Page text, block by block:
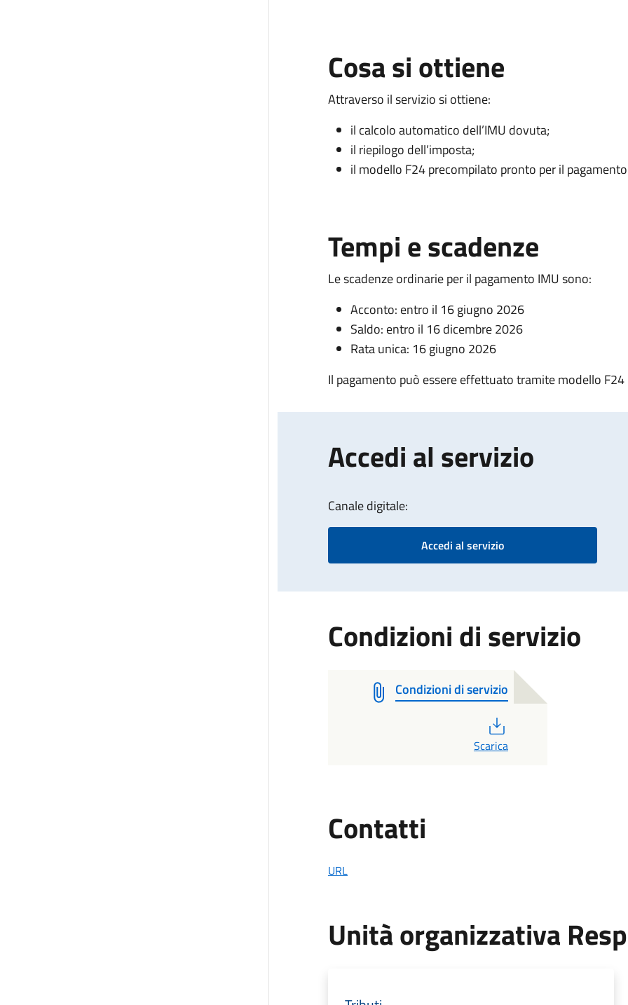
Cosa si ottiene
Attraverso il servizio si ottiene:
il calcolo automatico dell’IMU dovuta;
il riepilogo dell’imposta;
il modello F24 precompilato pronto per il
Tempi e scadenze
Le scadenze ordinarie per il pagamento IMU sono:
Acconto: entro il 16 giugno 2026
Saldo: entro il 16 dicembre 2026
Rata unica: 16 giugno 2026
Il pagamento può essere effettuato tramite modello
Accedi al servizio
Canale digitale:
Accedi al servizio
Condizioni di servizio
Condizioni di servizio
Scarica
Contatti
URL
Unità organizzativa